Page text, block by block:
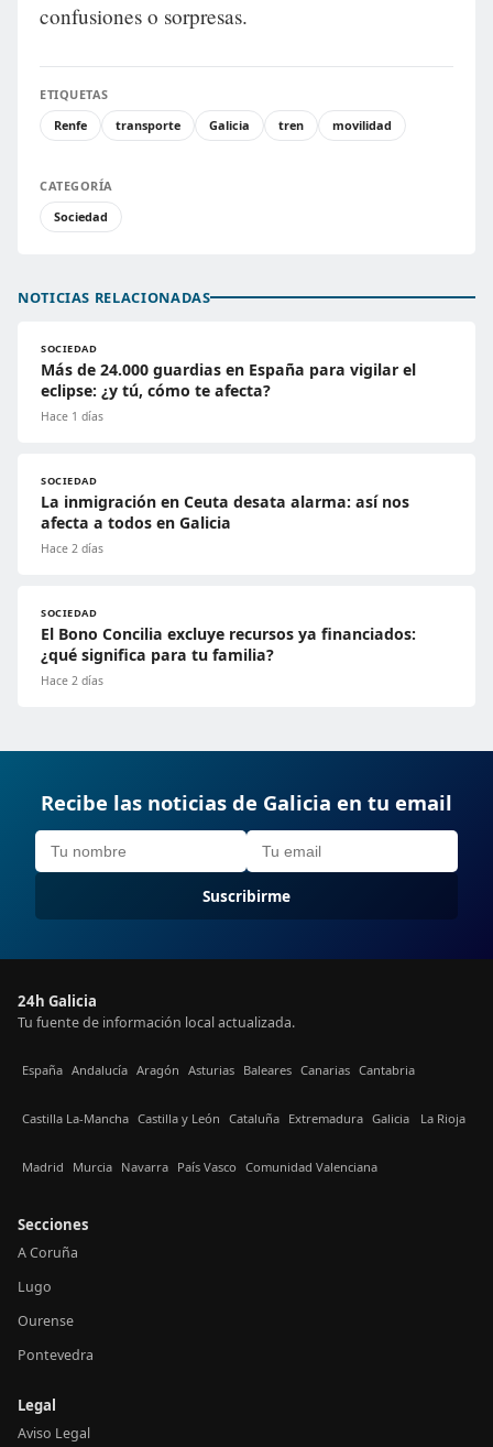
confusiones o sorpresas.
ETIQUETAS
Renfe
transporte Galicia tren movilidad
CATEGORÍA
Sociedad
NOTICIAS RELACIONADAS
SOCIEDAD
Más de 24.000 guardias en España para vigilar el
eclipse: ¿y tú, cómo te afecta?
Hace 1 días
SOCIEDAD
La inmigración en Ceuta desata alarma: así nos
afecta a todos en Galicia
Hace 2 días
SOCIEDAD
El Bono Concilia excluye recursos ya financiados:
¿qué significa para tu familia?
Hace 2 días
Recibe las noticias de Galicia en tu email
Suscribirme
24h Galicia
Tu fuente de información local actualizada.
España Andalucía Aragón Asturias Baleares Canarias Cantabria
Castilla La-Mancha Castilla y León Cataluña Extremadura Galicia La Rioja
Madrid Murcia Navarra País Vasco Comunidad Valenciana
Secciones
A Coruña
Lugo
Ourense
Pontevedra
Legal
Aviso Legal